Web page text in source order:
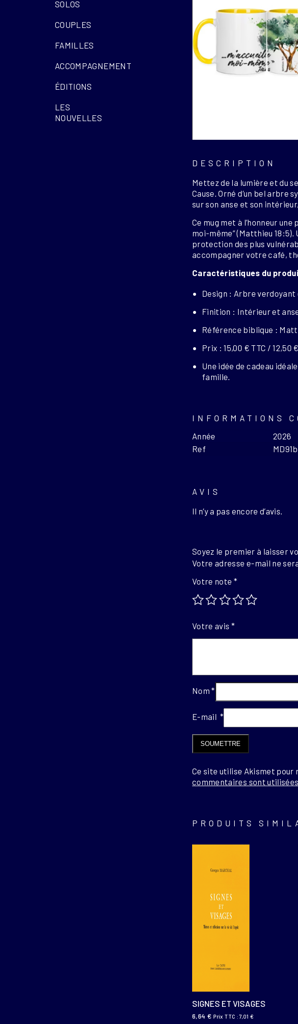
SOLOS
COUPLES
FAMILLES
ACCOMPAGNEMENT
ÉDITIONS
LES
NOUVELLES
DESCRIPTION
Mettez de la lumière et du
Cause. Orné d’un bel arbre
sur son anse et son
Ce mug met à l’honneur
moi-même”(Matthieu 18:5).
protection des plus
accompagner votre café,
Caractéristiques du
Design : Arbre
Finition : Intérieur et
Référence biblique :
Prix : 15,00 € TTC / 12,50
Une idée de cadeau
famille.
INFORMATIONS
Année
2026
Ref
MD91b
AVIS
Il n’y a pas encore d’avis.
Soyez le premier à laisser
Votre adresse e-mail ne
Votre note *
Votre avis *
Nom*
E-mail *
Ce site utilise Akismet pour
commentaires sont utilisées
PRODUITS
SIGNES ET VISAGES
6,64 € Prix TTC :7,01 €